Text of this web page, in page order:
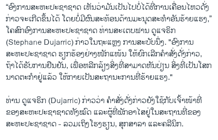
“ອົງການສະຫະປະຊາຊາດ ເຫັນວ່າມັນເປັນໄປບໍ່ໄດ້ທີ່ການເຄື່ອນໄຫວດັ່ງ
ກ່າວຈະເກີດຂຶ້ນໄດ້ ໂດຍບໍ່ມີຜົນສະທ້ອນດ້ານມະນຸດສະທຳອັນຮ້າຍແຮງ,”
ໂຄສົກອົງການສະຫະປະຊາຊາດ ທ່ານສະ​ເຕບຟານ ດູແຈ​ຣິກ
(Stephane Dujarric) ກ່າວໃນຖະແຫຼງ ການສະບັບນຶ່ງ. "ອົງການ
ສະຫະປະຊາຊາດ ຮຽກຮ້ອງຢ່າງໜັກແໜ້ນ ໃຫ້ຍົກເລີກຄໍາສັ່ງດັ່ງກ່າວ,
ຖ້າໄດ້ຮັບການຢືນຢັນ, ເພື່ອຫລີກລ້ຽງສິ່ງທີ່ສາມາດຫັນປ່ຽນ ສິ່ງທີ່ເປັນໂສກ
ນາດຕະກຳຢູ່ແລ້ວ ໃຫ້ກາຍເປັນສະຖານະການທີ່ຮ້າຍແຮງ."
ທ່ານ ດູແຈ​ຣິກ (Dujarric) ກ່າວ​ວ່າ ຄຳ​ສັ່ງ​ດັ່ງກ່າວ​ຍັງ​ໃຊ້​ກັບເຈົ້າໜ້າທີ່ ​
ຂອງ​ສະຫະ​ປະຊາ​ຊາດ​ທັງ​ໝົດ ​ແລະຜູ້​ທີ່​ພັກ​ອາ​ໄສ​ຢູ່​ໃນ​ສະຖານ​ທີ່​ຂອງ​
ສະຫະ​ປະຊາ​ຊາດ - ລວມເຖິງ​ໂຮງຮຽນ, ສຸກສາລາ ​ແລະ​ຄລີ​ນິກ.